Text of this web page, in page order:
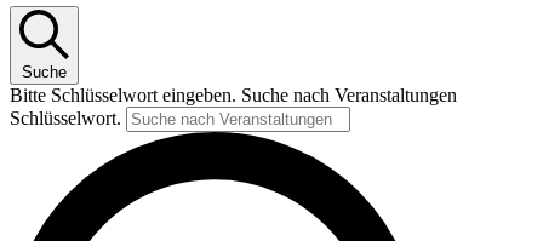
Suche
Bitte Schlüsselwort eingeben. Suche nach Veranstaltungen
Schlüsselwort.